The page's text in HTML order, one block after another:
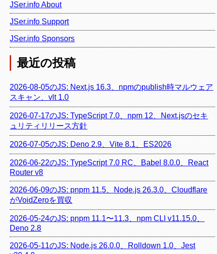
JSer.info About
JSer.info Support
JSer.info Sponsors
最近の投稿
2026-08-05のJS: Next.js 16.3、npmのpublish時マルウェア
スキャン、vlt 1.0
2026-07-17のJS: TypeScript 7.0、npm 12、Next.jsのセキ
ュリティリリース方針
2026-07-05のJS: Deno 2.9、Vite 8.1、ES2026
2026-06-22のJS: TypeScript 7.0 RC、Babel 8.0.0、React
Router v8
2026-06-09のJS: pnpm 11.5、Node.js 26.3.0、Cloudflare
がVoidZeroを買収
2026-05-24のJS: pnpm 11.1〜11.3、npm CLI v11.15.0、
Deno 2.8
2026-05-11のJS: Node.js 26.0.0、Rolldown 1.0、Jest